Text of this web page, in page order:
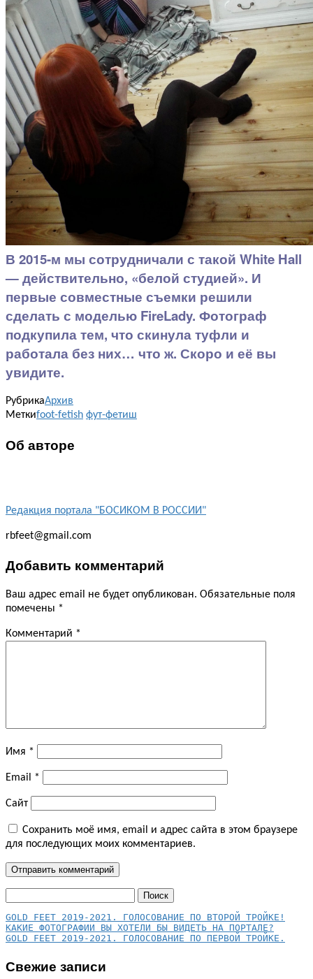
В 2015-м мы сотрудничали с такой White Hall
— действительно, «белой студией». И
первые совместные съемки решили
сделать с моделью FireLady. Фотограф
подкупила тем, что скинула туфли и
работала без них… что ж. Скоро и её вы
увидите.
РубрикаАрхив
Меткиfoot-fetish фут-фетиш
Об авторе
Редакция портала "БОСИКОМ В РОССИИ"
rbfeet@gmail.com
Добавить комментарий
Ваш адрес email не будет опубликован. Обязательные поля
помечены *
Комментарий *
Имя *
Email *
Сайт
Сохранить моё имя, email и адрес сайта в этом браузере
для последующих моих комментариев.
КАКИЕ ФОТОГРАФИИ ВЫ ХОТЕЛИ БЫ ВИДЕТЬ НА ПОРТАЛЕ?
GOLD FEET 2019-2021. ГОЛОСОВАНИЕ ПО ПЕРВОЙ ТРОЙКЕ.
Свежие записи